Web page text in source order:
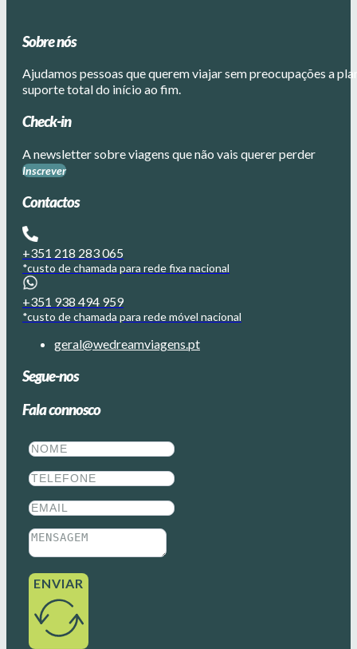
Sobre nós
Ajudamos pessoas que querem viajar sem preocupações a
suporte total do início ao fim.
Check-in
A newsletter sobre viagens que não vais querer perder
Inscrever
Contactos
+351 218 283 065
*custo de chamada para rede fixa nacional
+351 938 494 959
*custo de chamada para rede móvel nacional
geral@wedreamviagens.pt
Segue-nos
Fala connosco
ENVIAR